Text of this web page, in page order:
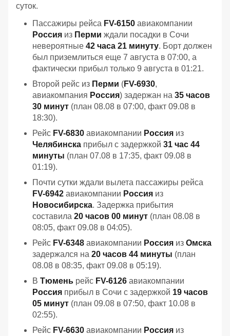
суток.
Пассажиры рейса FV-6150 авиакомпании
Россия из Перми ждали посадки в Сочи
невероятные 42 часа 21 минуту. Борт должен
был приземлиться еще 7 августа в 07:00, а
фактически прибыл только 9 августа в 01:21.
Второй рейс из Перми (FV-6930,
авиакомпания Россия) задержан на 35 часов
30 минут (план 08.08 в 07:00, факт 09.08 в
18:30).
Рейс FV-6830 авиакомпании Россия из
Челябинска прибыл с задержкой 31 час 44
минуты (план 07.08 в 17:35, факт 09.08 в
01:19).
Почти сутки ждали вылета пассажиры рейса
FV-6942 авиакомпании Россия из
Новосибирска. Задержка прибытия
составила 20 часов 00 минут (план 08.08 в
08:05, факт 09.08 в 04:05).
Рейс FV-6348 авиакомпании Россия из Омска
задержался на 20 часов 44 минуты (план
08.08 в 08:35, факт 09.08 в 05:19).
В Тюмень рейс FV-6126 авиакомпании
Россия прибыл в Сочи с задержкой 19 часов
05 минут (план 09.08 в 07:50, факт 10.08 в
02:55).
Рейс FV-6630 авиакомпании Россия из